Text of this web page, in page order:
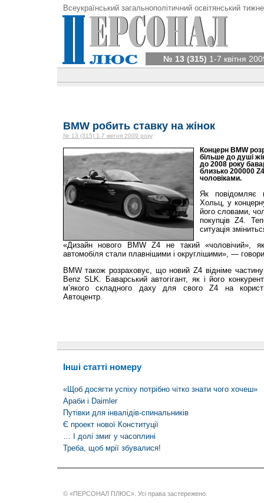
Всеукраїнський загальнополітичний освітянський
№ 13 (315) 1-7 квітня
BMW робить ставку на жінок
№ 13 (315) 1-7 квітня 2009 року
Концерн BMW
більше до душі
до 2008 року
близько 200000
чоловіками.
Як повідомляє
Хольц, у
його словами,
покупців Z4.
ситуація
«Дизайн нового BMW Z4 не такий «чоловічий»,
автомобіля стали плавнішими і округлішими», —
BMW також розраховує, що новий Z4 відніме
Вenz SLK. Баварський автогігант, як і його
м’якого складного даху для свого Z4 на
Автоцентр.
Інші статті номеру
«Щоб досягти успіху потрібно чітко знати чого хочеш»
Араби і Daimler
Путівки для інвалідів-спинальників
Є проект нової Конституції
… І долі змиг у часоплині
Треба, щоб мрії збувалися!
© «ПЕРСОНАЛ ПЛЮС». Усі права застережено.